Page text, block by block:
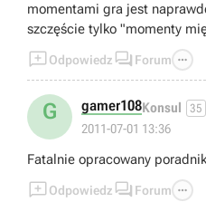
momentami gra jest
szczęście tylko "momenty
Odpowiedz  Forum 
G gamer108Konsul 35
2011-07-01 13:36
Fatalnie opracowany
Odpowiedz  Forum 